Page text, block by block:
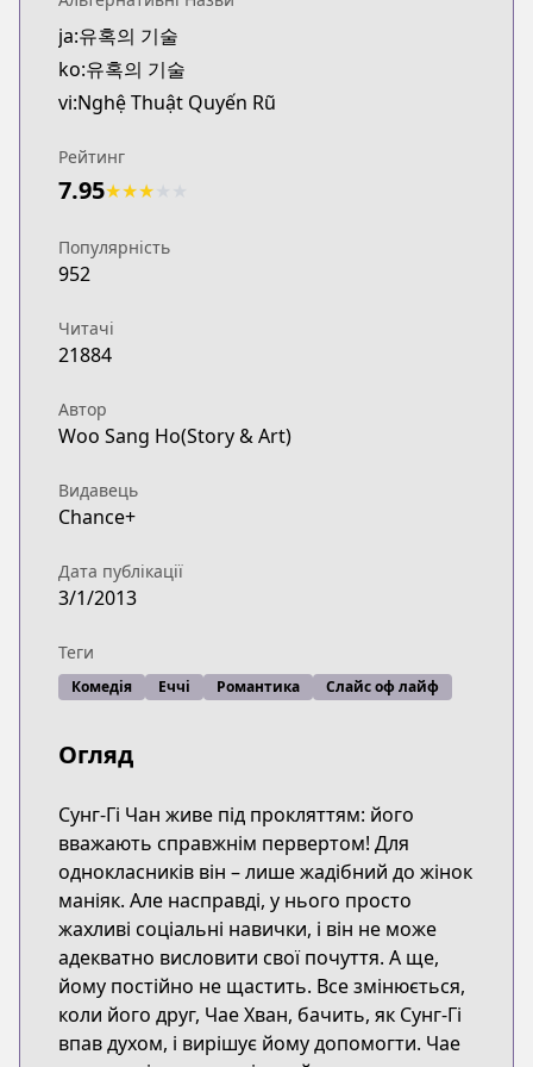
ja:유혹의 기술
ko:유혹의 기술
vi:Nghệ Thuật Quyến Rũ
Рейтинг
7.95★★★
Популярність
952
Читачі
21884
Автор
Woo Sang Ho(Story & Art)
Видавець
Chance+
Дата публікації
3/1/2013
Теги
Комедія Еччі Романтика Слайс оф лайф
Огляд
Сунг-Гі Чан живе під прокляттям: його
вважають справжнім первертом! Для
однокласників він – лише жадібний до жінок
маніяк. Але насправді, у нього просто
жахливі соціальні навички, і він не може
адекватно висловити свої почуття. А ще,
йому постійно не щастить. Все змінюється,
коли його друг, Чае Хван, бачить, як Сунг-Гі
впав духом, і вирішує йому допомогти. Чае